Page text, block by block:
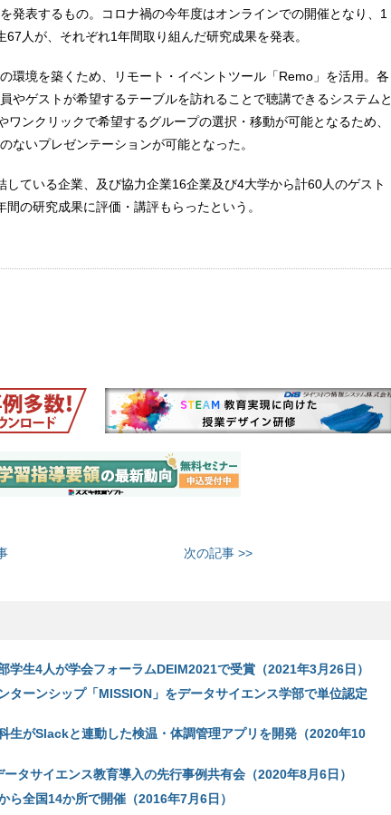
発表するもの。コロナ禍の今年度はオンラインでの開催となり、1
人が、それぞれ1年間取り組んだ研究成果を発表。
環境を築くため、リモート・イベントツール「Remo」を活用。各
やゲストが希望するテーブルを訪れることで聴講できるシステムと
ワンクリックで希望するグループの選択・移動が可能となるため、
ないプレゼンテーションが可能となった。
ている企業、及び協力企業16企業及び4大学から計60人のゲスト
の研究成果に評価・講評もらったという。
次の記事 >>
学生4人が学会フォーラムDEIM2021で受賞（2021年3月26日）
ターンシップ「MISSION」をデータサイエンス学部で単位認定
生がSlackと連動した検温・体調管理アプリを開発（2020年10
タサイエンス教育導入の先行事例共有会（2020年8月6日）
全国14か所で開催（2016年7月6日）